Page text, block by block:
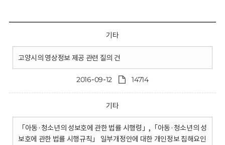
기타
고양시의 영상정보 제공 관련 질의 건
2016-09-12 14714
기타
「아동·청소년의 성보호에 관한 법률 시행령」,「아동·청소년의 성
보호에 관한 법률 시행규칙」 일부개정안에 대한 개인정보 침해요인